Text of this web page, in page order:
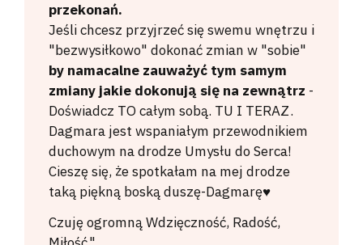
przekonań.
Jeśli chcesz przyjrzeć się swemu wnętrzu i
"bezwysiłkowo" dokonać zmian w "sobie"
by namacalne zauważyć tym samym
zmiany jakie dokonują się na zewnątrz -
Doświadcz TO całym sobą. TU I TERAZ.
Dagmara jest wspaniałym przewodnikiem
duchowym na drodze Umysłu do Serca!
Cieszę się, że spotkałam na mej drodze
taką piękną boską duszę-Dagmarę♥️
Czuję ogromną Wdzięczność, Radość,